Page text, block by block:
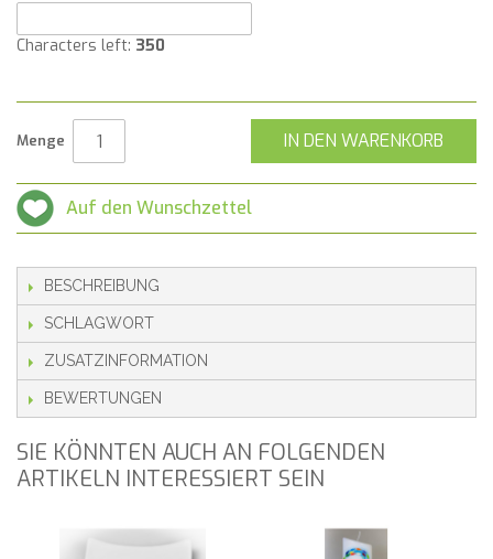
Characters left: 350
Menge IN DEN WARENKORB
Auf den Wunschzettel
BESCHREIBUNG
SCHLAGWORT
ZUSATZINFORMATION
BEWERTUNGEN
SIE KÖNNTEN AUCH AN FOLGENDEN
ARTIKELN INTERESSIERT SEIN